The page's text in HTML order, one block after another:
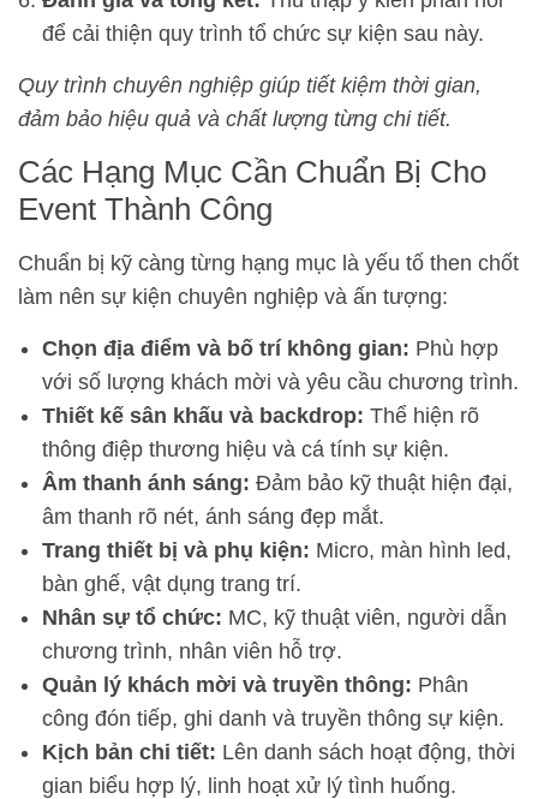
để cải thiện quy trình tổ chức sự kiện sau này.
Quy trình chuyên nghiệp giúp tiết kiệm thời gian,
đảm bảo hiệu quả và chất lượng từng chi tiết.
Các Hạng Mục Cần Chuẩn Bị Cho
Event Thành Công
Chuẩn bị kỹ càng từng hạng mục là yếu tố then chốt
làm nên sự kiện chuyên nghiệp và ấn tượng:
Chọn địa điểm và bố trí không gian: Phù hợp
với số lượng khách mời và yêu cầu chương trình.
Thiết kế sân khấu và backdrop: Thể hiện rõ
thông điệp thương hiệu và cá tính sự kiện.
Âm thanh ánh sáng: Đảm bảo kỹ thuật hiện đại,
âm thanh rõ nét, ánh sáng đẹp mắt.
Trang thiết bị và phụ kiện: Micro, màn hình led,
bàn ghế, vật dụng trang trí.
Nhân sự tổ chức: MC, kỹ thuật viên, người dẫn
chương trình, nhân viên hỗ trợ.
Quản lý khách mời và truyền thông: Phân
công đón tiếp, ghi danh và truyền thông sự kiện.
Kịch bản chi tiết: Lên danh sách hoạt động, thời
gian biểu hợp lý, linh hoạt xử lý tình huống.